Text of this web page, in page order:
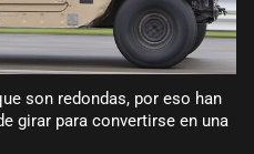
son redondas, por eso han
girar para convertirse en una